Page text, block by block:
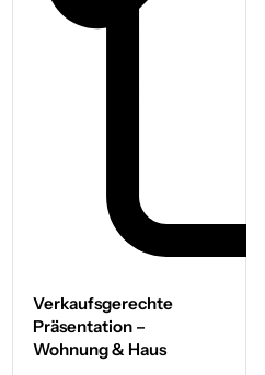
Verkaufs­gerechte
Präsentation –
Wohnung & Haus